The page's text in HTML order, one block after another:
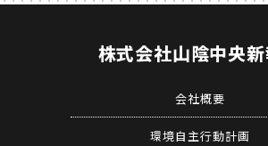
株式会社山陰中央
会社概要
環境自主行動計画